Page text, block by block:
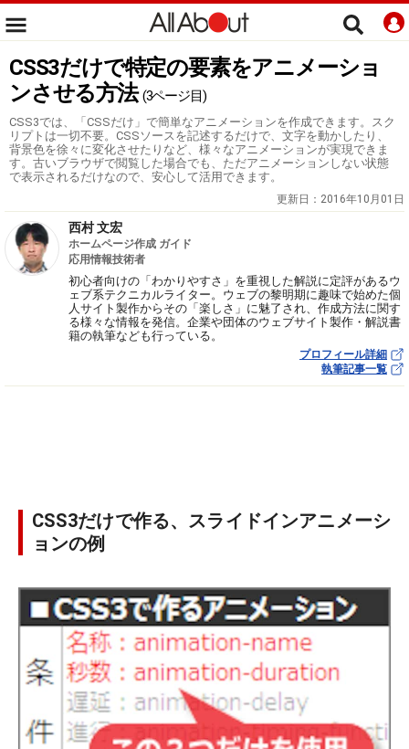
CSS3だけで特定の要素をアニメーショ
ンさせる方法 (3ページ目)
CSS3では、「CSSだけ」で簡単なアニメーションを作成できます。スク
リプトは一切不要。CSSソースを記述するだけで、文字を動かしたり、
背景色を徐々に変化させたりなど、様々なアニメーションが実現できま
す。古いブラウザで閲覧した場合でも、ただアニメーションしない状態
で表示されるだけなので、安心して活用できます。
更新日： 2016年10月01日
西村 文宏
ホームページ作成 ガイド
応用情報技術者
初心者向けの「わかりやすさ」を重視した解説に定評があるウ
ェブ系テクニカルライター。ウェブの黎明期に趣味で始めた個
人サイト製作からその「楽しさ」に魅了され、作成方法に関す
る様々な情報を発信。企業や団体のウェブサイト製作・解説書
籍の執筆なども行っている。
プロフィール詳細
執筆記事一覧
CSS3だけで作る、スライドインアニメーシ
ョンの例